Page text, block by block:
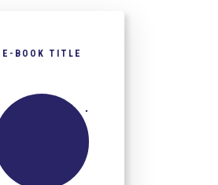
E-BOOK TITLE